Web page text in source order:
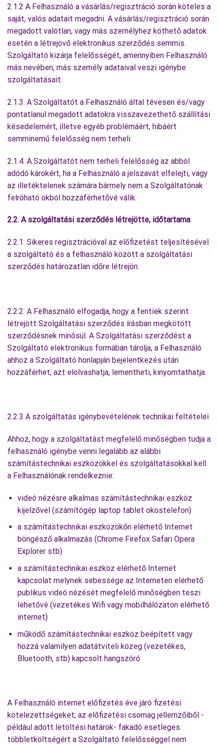
2.1.2 A Felhasználó a vásárlás/regisztráció során köteles a
saját, valós adatait megadni. A vásárlás/regisztráció során
megadott valótlan, vagy más személyhez köthető adatok
esetén a létrejövő elektronikus szerződés semmis.
Szolgáltató kizárja felelősségét, amennyiben Felhasználó
más nevében, más személy adataival veszi igénybe
szolgáltatásait.
2.1.3. A Szolgáltatót a Felhasználó által tévesen és/vagy
pontatlanul megadott adatokra visszavezethető szállítási
késedelemért, illetve egyéb problémáért, hibáért
semminemű felelősség nem terheli.
2.1.4. A Szolgáltatót nem terheli felelősség az abból
adódó károkért, ha a Felhasználó a jelszavát elfelejti, vagy
az illetéktelenek számára bármely nem a Szolgáltatónak
felróható okból hozzáférhetővé válik.
2.2. A szolgáltatási szerződés létrejötte, időtartama
2.2.1. Sikeres regisztrációval az előfizetést teljesítésével
a szolgáltató és a felhasználó között a szolgáltatási
szerződés határozatlan időre létrejön.
2.2.2. A Felhasználó elfogadja, hogy a fentiek szerint
létrejött Szolgáltatási szerződés írásban megkötött
szerződésnek minősül. A Szolgáltatási szerződést a
Szolgáltató elektronikus formában tárolja, a Felhasználó
ahhoz a Szolgáltató honlapján bejelentkezés után
hozzáférhet, azt elolvashatja, lementheti, kinyomtathatja.
2.2.3 A szolgáltatás igénybevételének technikai feltételei
Ahhoz, hogy a szolgáltatást megfelelő minőségben tudja a
felhasználó igénybe venni legalább az alábbi
számítástechnikai eszközökkel és szolgáltatásokkal kell
a Felhasználónak rendelkeznie:
videó nézésre alkalmas számítástechnikai eszköz
kijelzővel (számítógép laptop tablet okostelefon)
a számítástechnikai eszközökőn elérhető Internet
böngésző alkalmazás (Chrome Firefox Safari Opera
Explorer stb)
a számítástechnikai eszköz elérhető Internet
kapcsolat melynek sebessége az Interneten elérhető
publikus videó nézését megfelelő minőségben teszi
lehetővé (vezetékes Wifi vagy mobilhálózaton elérhető
internet)
működő számítástechnikai eszköz beépített vagy
hozzá valamilyen adatátviteli közeg (vezetékes,
Bluetooth, stb) kapcsolt hangszóró
A Felhasználó internet előfizetés éve járó fizetési
kötelezettségeket, az előfizetési csomag jellemzőiből -
például adott letöltési határok- fakadó esetleges
többletköltségért a Szolgáltató felelősséggel nem